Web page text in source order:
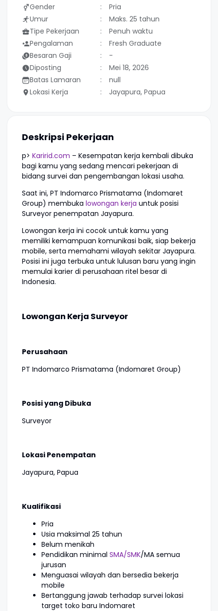
Gender
Pria
Umur
Maks. 25 tahun
Tipe Pekerjaan
Penuh waktu
Pengalaman
Fresh Graduate
Besaran Gaji
-
Diposting
Mei 18, 2026
Batas Lamaran
null
Lokasi Kerja
Jayapura, Papua
Deskripsi Pekerjaan
p> Karirid.com – Kesempatan kerja kembali dibuka
bagi kamu yang sedang mencari pekerjaan di
bidang survei dan pengembangan lokasi usaha.
Saat ini, PT Indomarco Prismatama (Indomaret
Group) membuka lowongan kerja untuk posisi
Surveyor penempatan Jayapura.
Lowongan kerja ini cocok untuk kamu yang
memiliki kemampuan komunikasi baik, siap bekerja
mobile, serta memahami wilayah sekitar Jayapura.
Posisi ini juga terbuka untuk lulusan baru yang ingin
memulai karier di perusahaan ritel besar di
Indonesia.
Lowongan Kerja Surveyor
Perusahaan
PT Indomarco Prismatama (Indomaret Group)
Posisi yang Dibuka
Surveyor
Lokasi Penempatan
Jayapura, Papua
Kualifikasi
Pria
Usia maksimal 25 tahun
Belum menikah
Pendidikan minimal SMA/SMK/MA semua
jurusan
Menguasai wilayah dan bersedia bekerja
mobile
Bertanggung jawab terhadap survei lokasi
target toko baru Indomaret